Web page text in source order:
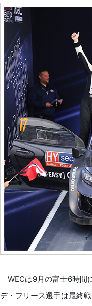
WECは9月の富士6時間
デ・フリース選手は最終